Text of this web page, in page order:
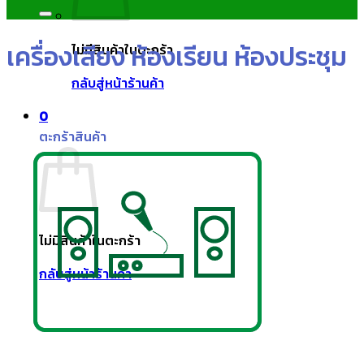
ไม่มีสินค้าในตะกร้า
กลับสู่หน้าร้านค้า
0
ตะกร้าสินค้า
ไม่มีสินค้าในตะกร้า
กลับสู่หน้าร้านค้า
เครื่องเสียง ห้องเรียน ห้องประชุม